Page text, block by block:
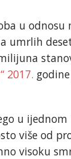
u
2017.
u
više od
visoku